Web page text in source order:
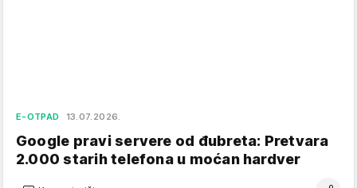
E-OTPAD 13.07.2026.
Google pravi servere od đubreta: Pretvara
2.000 starih telefona u moćan hardver